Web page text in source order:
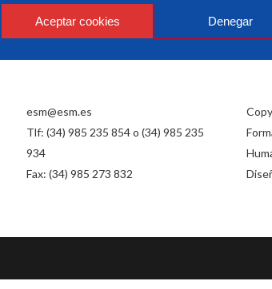
Aceptar cookies Denegar
esm@esm.es
Tlf: (34) 985 235 854 o (34) 985 235
934
Fax: (34) 985 273 832